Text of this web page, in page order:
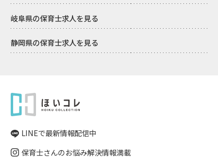
岐阜県の保育士求人を見る
静岡県の保育士求人を見る
LINEで最新情報配信中
保育士さんのお悩み解決情報満載